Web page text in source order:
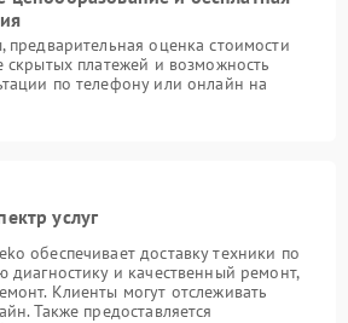
предварительная оценка стоимости
скрытых платежей и возможность
по телефону или онлайн на
услуг
обеспечивает доставку техники по
диагностику и качественный ремонт,
Клиенты могут отслеживать
Также предоставляется